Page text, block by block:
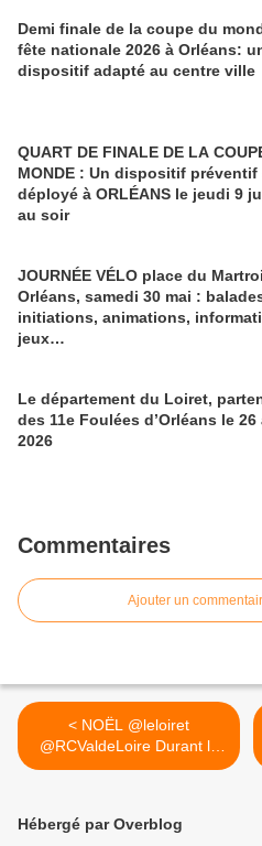
Demi finale de la coupe du
fête nationale 2026 à Orléans:
dispositif adapté au centre ville
QUART DE FINALE DE LA
MONDE : Un dispositif préventif
déployé à ORLÉANS le jeudi 9
au soir
JOURNÉE VÉLO place du
Orléans, samedi 30 mai :
initiations, animations,
jeux…
Le département du Loiret, partenaire
des 11e Foulées d’Orléans le 26
2026
Commentaires
Ajouter un
< NOËL @leloiret
@RCValdeLoire Durant le
mois de...
Hébergé par Overblog